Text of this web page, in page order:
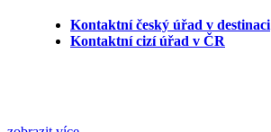
Kontaktní český úřad v destinaci
Kontaktní cizí úřad v ČR